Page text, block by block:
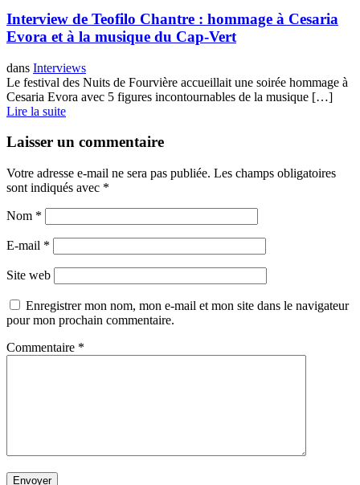
Interview de Teofilo Chantre : hommage à Cesaria
Evora et à la musique du Cap-Vert
dans Interviews
Le festival des Nuits de Fourvière accueillait une soirée hommage à
Cesaria Evora avec 5 figures incontournables de la musique […]
Lire la suite
Laisser un commentaire
Votre adresse e-mail ne sera pas publiée. Les champs obligatoires
sont indiqués avec *
Nom *
E-mail *
Site web
Enregistrer mon nom, mon e-mail et mon site dans le navigateur
pour mon prochain commentaire.
Commentaire *